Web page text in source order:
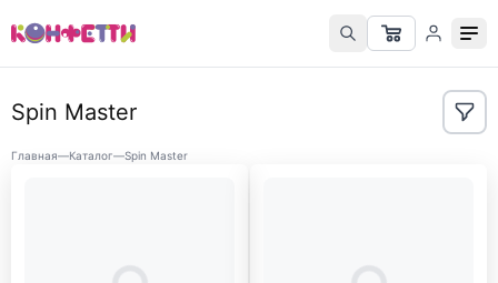
Spin Master
Главная—Каталог—Spin Master